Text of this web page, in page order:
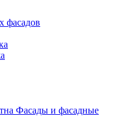
фасадов
Фасады и фасадные